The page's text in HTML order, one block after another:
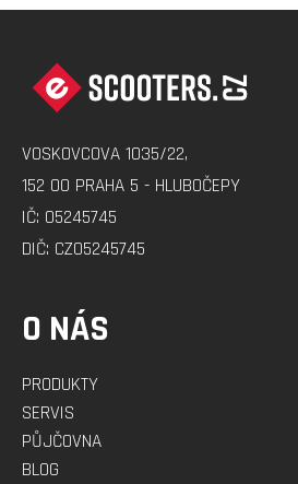
VOSKOVCOVA 1035/22,
152 00 PRAHA 5 - HLUBOČEPY
IČ: 05245745
DIČ: CZ05245745
O NÁS
PRODUKTY
SERVIS
PŮJČOVNA
BLOG